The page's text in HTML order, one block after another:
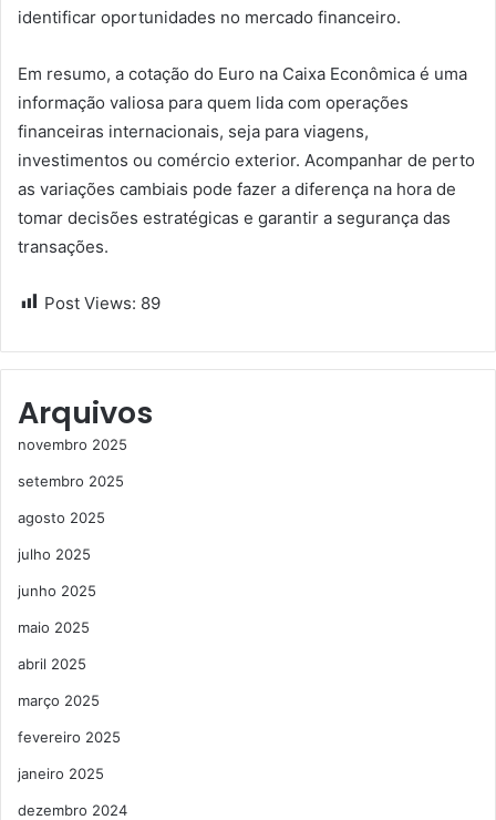
identificar oportunidades no mercado financeiro.
Em resumo, a cotação do Euro na Caixa Econômica é uma
informação valiosa para quem lida com operações
financeiras internacionais, seja para viagens,
investimentos ou comércio exterior. Acompanhar de perto
as variações cambiais pode fazer a diferença na hora de
tomar decisões estratégicas e garantir a segurança das
transações.
Post Views: 89
Arquivos
novembro 2025
setembro 2025
agosto 2025
julho 2025
junho 2025
maio 2025
abril 2025
março 2025
fevereiro 2025
janeiro 2025
dezembro 2024